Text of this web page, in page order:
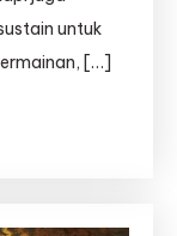
untuk
[…]